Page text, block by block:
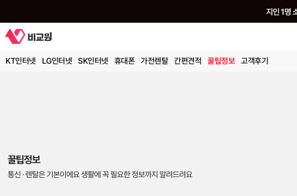
KT인터넷 LG인터넷 SK인터넷 휴대폰 가전렌탈 간편견적 꿀팁정보 고객후기
꿀팁정보
통신 · 렌탈은 기본이에요 생활에 꼭 필요한 정보까지 알려드려요